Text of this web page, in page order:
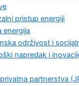
pristup energiji
energija
održivost i
napredak i
partnerstva